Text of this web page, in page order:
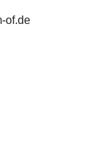
of.de